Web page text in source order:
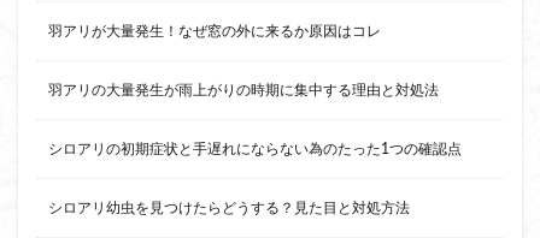
羽アリが大量発生！なぜ窓の外に来るか原因はコレ
羽アリの大量発生が雨上がりの時期に集中する理由と対処法
シロアリの初期症状と手遅れにならない為のたった1つの確認点
シロアリ幼虫を見つけたらどうする？見た目と対処方法